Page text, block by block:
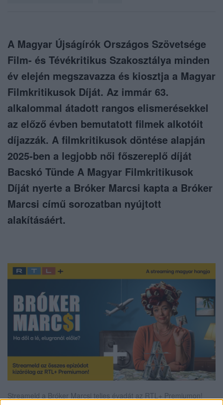
A Magyar Újságírók Országos Szövetsége
Film- és Tévékritikus Szakosztálya minden
év elején megszavazza és kiosztja a Magyar
Filmkritikusok Díját. Az immár 63.
alkalommal átadott rangos elismerésekkel
az előző évben bemutatott filmek alkotóit
díjazzák. A filmkritikusok döntése alapján
2025-ben a legjobb női főszereplő díját
Bacskó Tünde A Magyar Filmkritikusok
Díját nyerte a Bróker Marcsi kapta a Bróker
Marcsi című sorozatban nyújtott
alakításáért.
Streameld a Bróker Marcsi teljes évadát az RTL+ Premiumon!